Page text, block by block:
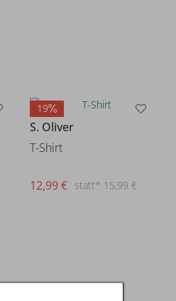
19
S. Oliver
T-Shirt
statt* 15,99 €
12,99 €